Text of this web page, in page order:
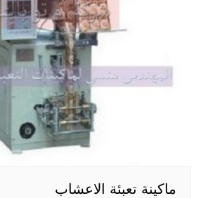
ماكينة تعبئة الاعشاب